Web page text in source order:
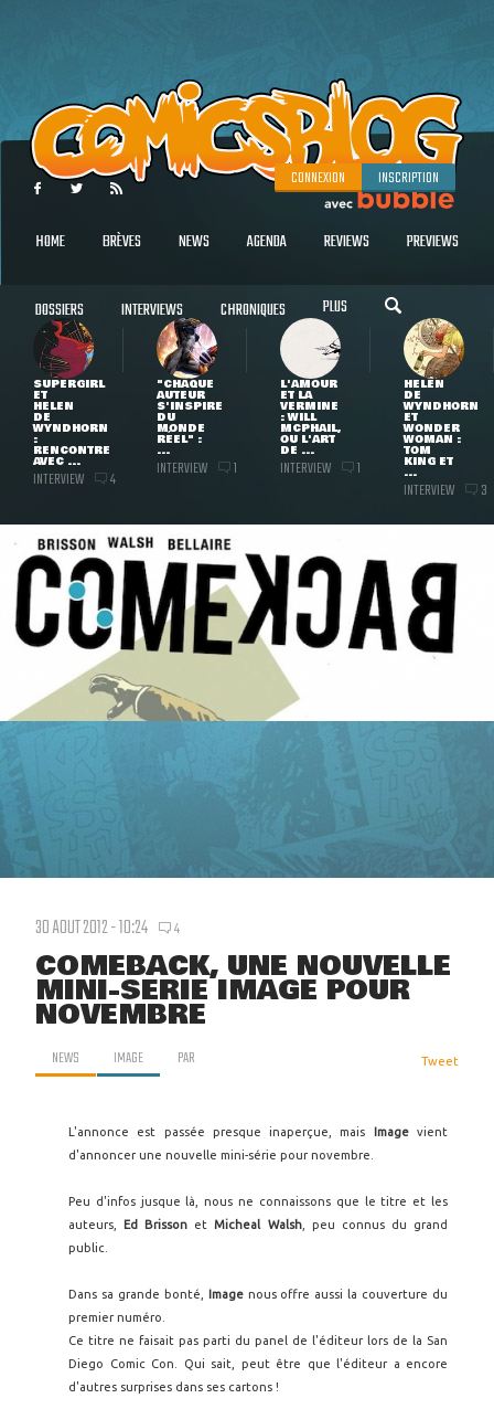
CONNEXION INSCRIPTION
HOME BRÈVES NEWS AGENDA REVIEWS PREVIEWS
DOSSIERS INTERVIEWS CHRONIQUES PLUS
SUPERGIRL
ET
HELEN
DE
WYNDHORN
:
RENCONTRE
AVEC ...
INTERVIEW 4
"CHAQUE
AUTEUR
S'INSPIRE
DU
MONDE
RÉEL" :
...
INTERVIEW 1
L'AMOUR
ET LA
VERMINE
: WILL
MCPHAIL,
OU L'ART
DE ...
INTERVIEW 1
HELEN
DE
WYNDHORN
ET
WONDER
WOMAN :
TOM
KING ET
...
INTERVIEW 3
30 AOUT 2012 - 10:24 4
COMEBACK, UNE NOUVELLE
MINI-SÉRIE IMAGE POUR
NOVEMBRE
NEWS IMAGE PAR Tweet
L'annonce est passée presque inaperçue, mais Imagevient
d'annoncer une nouvelle mini-série pour novembre.
Peu d'infos jusque là, nous ne connaissons que le titre et les
auteurs, Ed Brisson etMicheal Walsh, peu connus du grand
public.
Dans sa grande bonté, Imagenous offre aussi la couverture du
premier numéro.
Ce titre ne faisait pas parti du panel de l'éditeur lors de la San
Diego Comic Con. Qui sait, peut être que l'éditeur a encore
d'autres surprises dans ses cartons !